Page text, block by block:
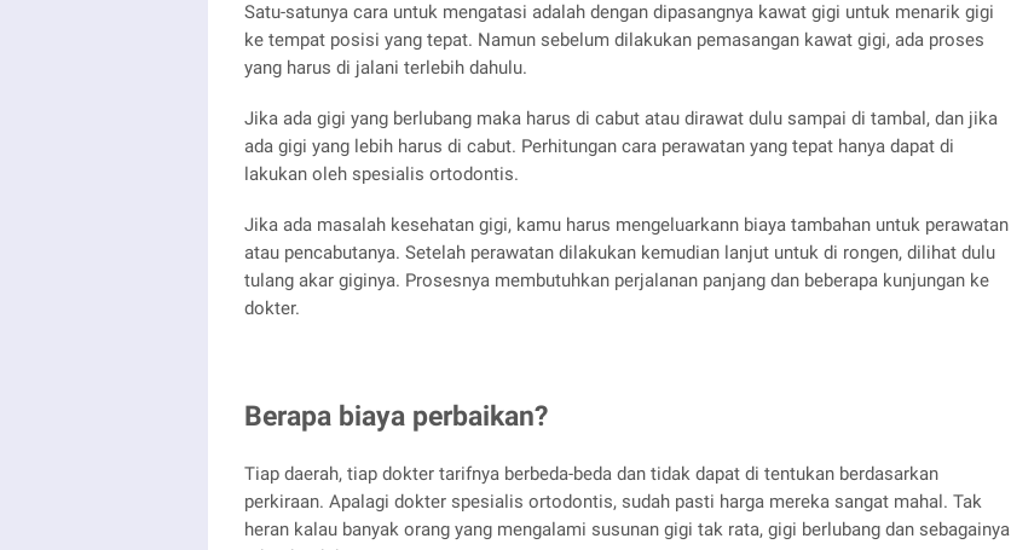
Satu-satunya cara untuk mengatasi adalah dengan dipasangnya kawat gigi untuk menarik gigi
ke tempat posisi yang tepat. Namun sebelum dilakukan pemasangan kawat gigi, ada proses
yang harus di jalani terlebih dahulu.
Jika ada gigi yang berlubang maka harus di cabut atau dirawat dulu sampai di tambal, dan jika
ada gigi yang lebih harus di cabut. Perhitungan cara perawatan yang tepat hanya dapat di
lakukan oleh spesialis ortodontis.
Jika ada masalah kesehatan gigi, kamu harus mengeluarkann biaya tambahan untuk perawatan
atau pencabutanya. Setelah perawatan dilakukan kemudian lanjut untuk di rongen, dilihat dulu
tulang akar giginya. Prosesnya membutuhkan perjalanan panjang dan beberapa kunjungan ke
dokter.
Berapa biaya perbaikan?
Tiap daerah, tiap dokter tarifnya berbeda-beda dan tidak dapat di tentukan berdasarkan
perkiraan. Apalagi dokter spesialis ortodontis, sudah pasti harga mereka sangat mahal. Tak
heran kalau banyak orang yang mengalami susunan gigi tak rata, gigi berlubang dan sebagainya